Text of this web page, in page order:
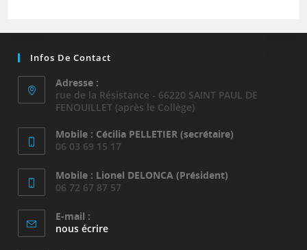
Infos De Contact
Adresse :
rue de la Résistance - 66220 SAINT PAUL DE
FENOUILLET (après le Collège)
Mobile : Cécilia PELLETIER (secrétaire)
06 03 69 15 17
Mobile : Lionel DELONCA (Président)
06 72 67 87 57
E-mail :
nous écrireS’ouvre